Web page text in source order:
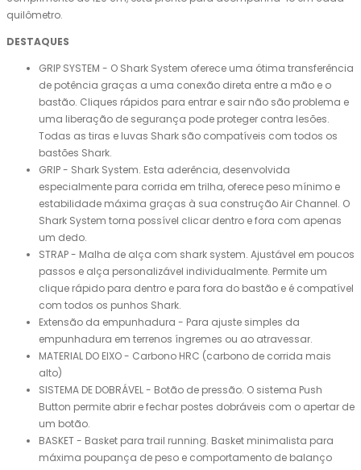
quilômetro.
DESTAQUES
GRIP SYSTEM - O Shark System oferece uma ótima transferência
de potência graças a uma conexão direta entre a mão e o
bastão. Cliques rápidos para entrar e sair não são problema e
uma liberação de segurança pode proteger contra lesões.
Todas as tiras e luvas Shark são compatíveis com todos os
bastões Shark.
GRIP - Shark System. Esta aderência, desenvolvida
especialmente para corrida em trilha, oferece peso mínimo e
estabilidade máxima graças à sua construção Air Channel. O
Shark System torna possível clicar dentro e fora com apenas
um dedo.
STRAP - Malha de alça com shark system. Ajustável em poucos
passos e alça personalizável individualmente. Permite um
clique rápido para dentro e para fora do bastão e é compatível
com todos os punhos Shark.
Extensão da empunhadura - Para ajuste simples da
empunhadura em terrenos íngremes ou ao atravessar.
MATERIAL DO EIXO - Carbono HRC (carbono de corrida mais
alto)
SISTEMA DE DOBRÁVEL - Botão de pressão. O sistema Push
Button permite abrir e fechar postes dobráveis com o apertar de
um botão.
BASKET - Basket para trail running. Basket minimalista para
máxima poupança de peso e comportamento de balanço